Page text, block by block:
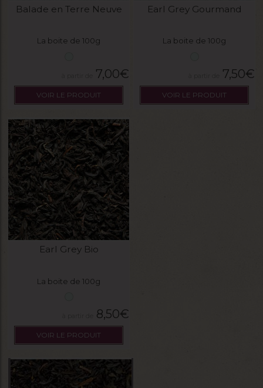
Balade en Terre Neuve
La boite de 100g
7,00€
VOIR LE PRODUIT
Earl Grey Gourmand
La boite de 100g
7,50€
VOIR LE PRODUIT
Earl Grey Bio
La boite de 100g
8,50€
VOIR LE PRODUIT